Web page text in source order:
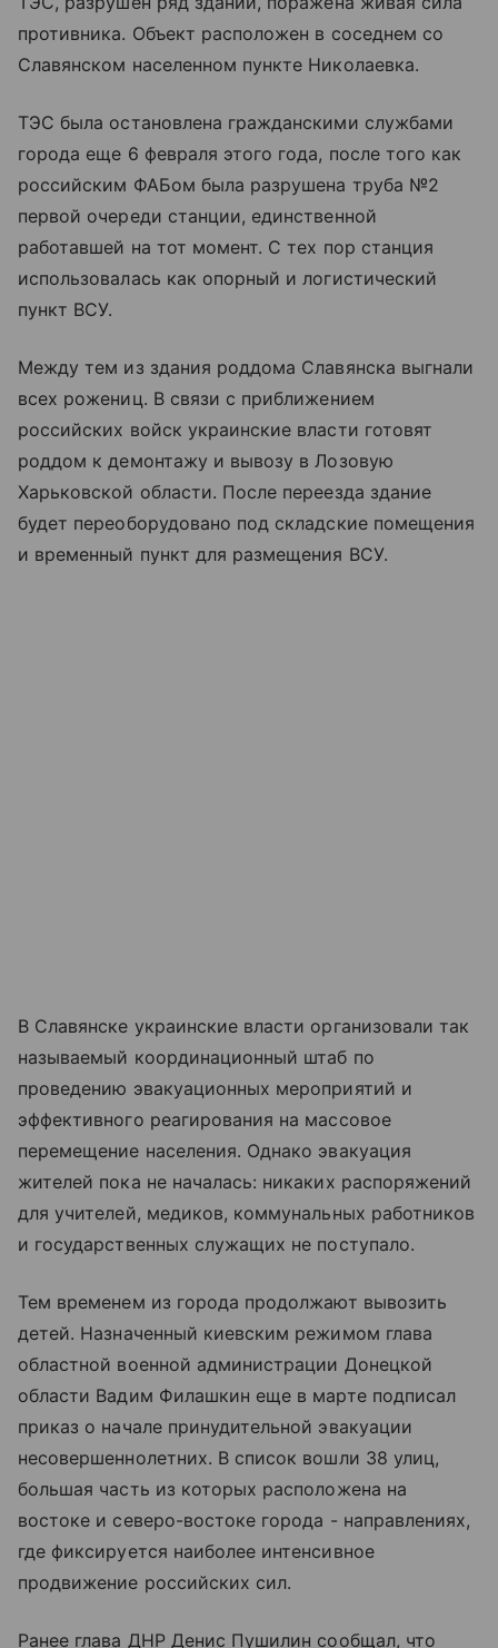
противника. Объект расположен в соседнем со
Славянском населенном пункте Николаевка.
ТЭС была остановлена гражданскими службами
города еще 6 февраля этого года, после того как
российским ФАБом была разрушена труба №2
первой очереди станции, единственной
работавшей на тот момент. С тех пор станция
использовалась как опорный и логистический
пункт ВСУ.
Между тем из здания роддома Славянска выгнали
всех рожениц. В связи с приближением
российских войск украинские власти готовят
роддом к демонтажу и вывозу в Лозовую
Харьковской области. После переезда здание
будет переоборудовано под складские помещения
и временный пункт для размещения ВСУ.
В Славянске украинские власти организовали так
называемый координационный штаб по
проведению эвакуационных мероприятий и
эффективного реагирования на массовое
перемещение населения. Однако эвакуация
жителей пока не началась: никаких распоряжений
для учителей, медиков, коммунальных работников
и государственных служащих не поступало.
Тем временем из города продолжают вывозить
детей. Назначенный киевским режимом глава
областной военной администрации Донецкой
области Вадим Филашкин еще в марте подписал
приказ о начале принудительной эвакуации
несовершеннолетних. В список вошли 38 улиц,
большая часть из которых расположена на
востоке и северо-востоке города - направлениях,
где фиксируется наиболее интенсивное
продвижение российских сил.
Ранее глава ДНР Денис Пушилин сообщал, что